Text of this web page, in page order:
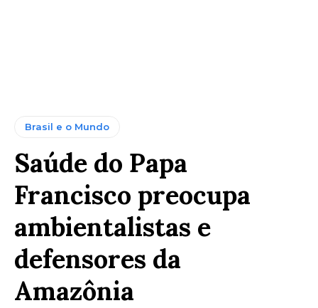
Brasil e o Mundo
Saúde do Papa
Francisco preocupa
ambientalistas e
defensores da
Amazônia